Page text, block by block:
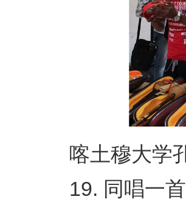
喀土穆大学孔
19. 同唱一首